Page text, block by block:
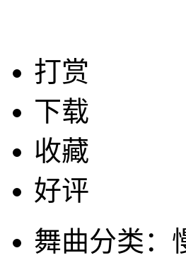
打赏
下载
收藏
好评
舞曲分类：